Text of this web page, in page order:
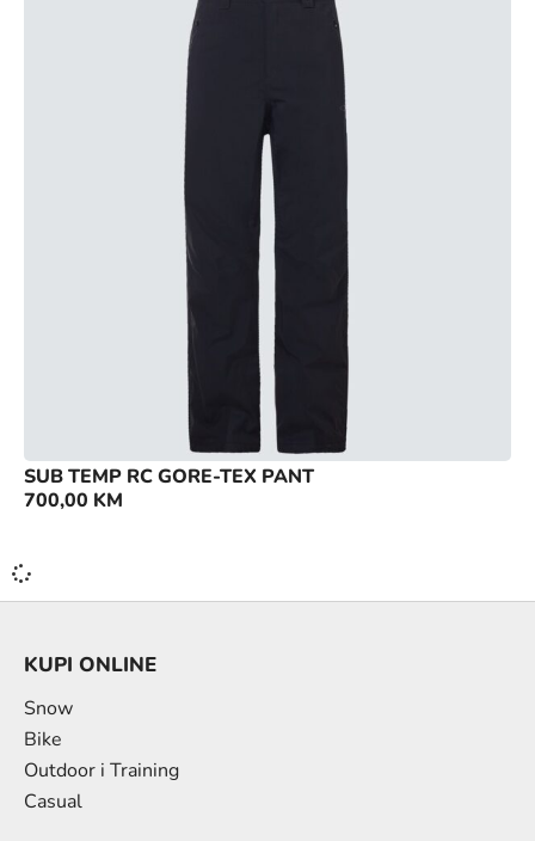
SUB TEMP RC GORE-TEX PANT
700,00 KM
KUPI ONLINE
Snow
Bike
Outdoor i Training
Casual